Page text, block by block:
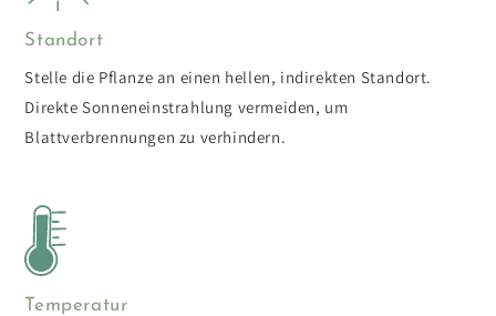
Standort
Stelle die Pflanze an einen hellen, indirekten Standort.
Direkte Sonneneinstrahlung vermeiden, um
Blattverbrennungen zu verhindern.
Temperatur